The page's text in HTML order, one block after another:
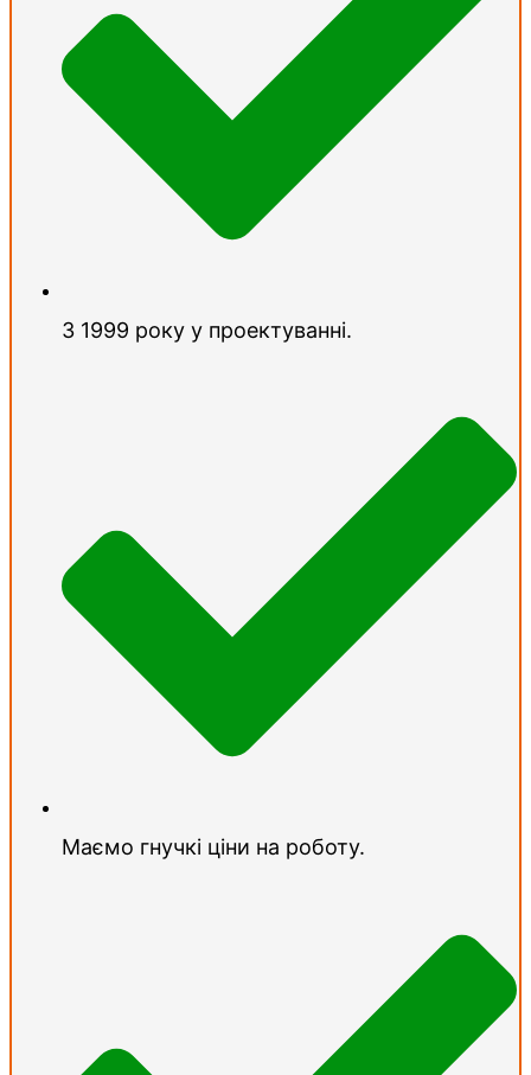
З 1999 року у проектуванні.
Маємо гнучкі ціни на роботу.